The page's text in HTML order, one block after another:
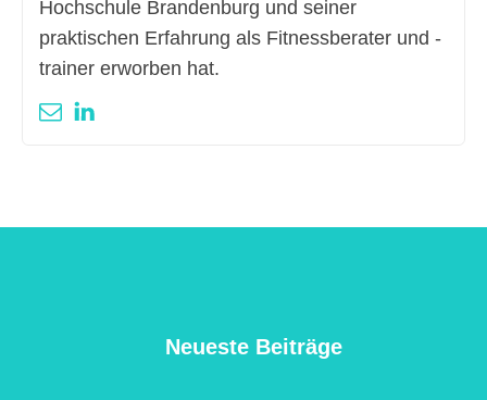
Hochschule Brandenburg und seiner
praktischen Erfahrung als Fitnessberater und -
trainer erworben hat.
Neueste Beiträge